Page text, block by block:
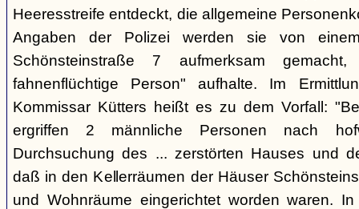
Heeresstreife entdeckt, die allgemeine
Angaben der Polizei werden sie von
Schönsteinstraße 7 aufmerksam
fahnenflüchtige Person" aufhalte. Im
Kommissar Kütters heißt es zu dem Vorfall:
ergriffen 2 männliche Personen nach
Durchsuchung des ... zerstörten Hauses und
daß in den Kellerräumen der Häuser
und Wohnräume eingerichtet worden waren.